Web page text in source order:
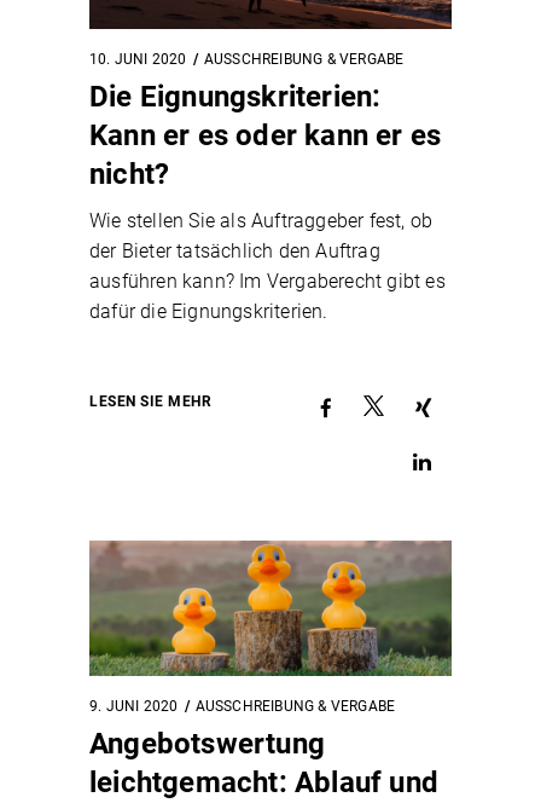
10. JUNI 2020 AUSSCHREIBUNG & VERGABE
Die Eignungskriterien:
Kann er es oder kann er es
nicht?
Wie stellen Sie als Auftraggeber fest, ob
der Bieter tatsächlich den Auftrag
ausführen kann? Im Vergaberecht gibt es
dafür die Eignungskriterien.
LESEN SIE MEHR
9. JUNI 2020 AUSSCHREIBUNG & VERGABE
Angebotswertung
leichtgemacht: Ablauf und